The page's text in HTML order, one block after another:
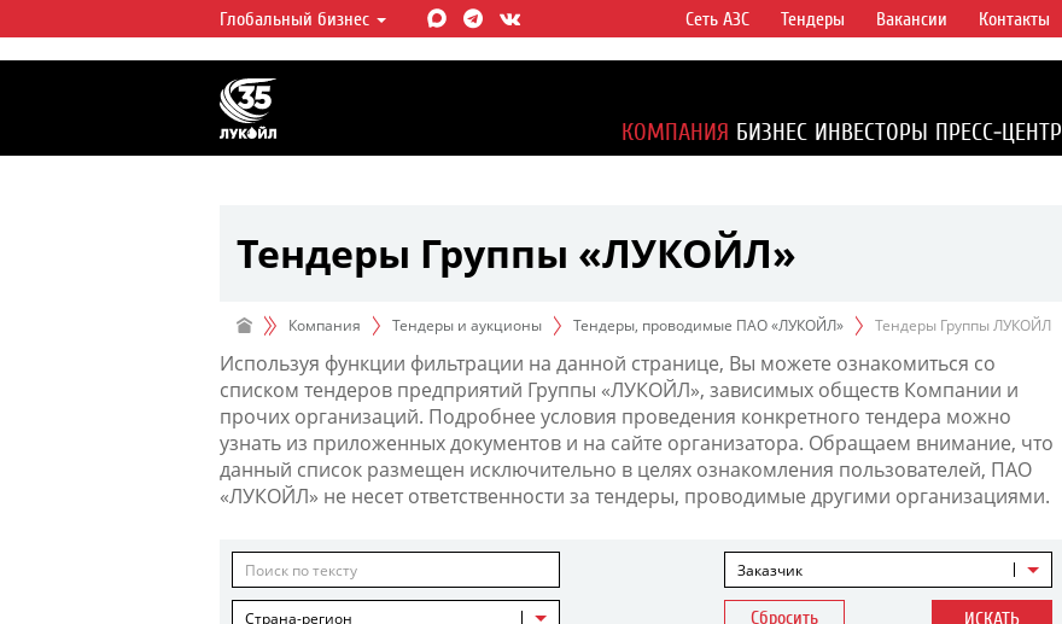
ЛУКОЙЛ СЕГОДНЯ
ЛУКОЙЛ — одна из крупнейших вертикально
интегрированных нефтегазовых компаний в
мире, на долю которой приходится более 2%
мировой добычи нефти и около 1% доказанных
Глобальный бизнес Сеть АЗС Тендеры Вакансии Контакты
КОМПАНИЯ БИЗНЕС ИНВЕСТОРЫ ПРЕСС-ЦЕНТР
Тендеры Группы «ЛУКОЙЛ»
Компания Тендеры и аукционы Тендеры, проводимые ПАО «ЛУКОЙЛ» Тендеры Группы ЛУКОЙЛ
Используя функции фильтрации на данной странице, Вы можете ознакомиться со
списком тендеров предприятий Группы «ЛУКОЙЛ», зависимых обществ Компании и
прочих организаций. Подробнее условия проведения конкретного тендера можно
узнать из приложенных документов и на сайте организатора. Обращаем внимание, что
данный список размещен исключительно в целях ознакомления пользователей, ПАО
«ЛУКОЙЛ» не несет ответственности за тендеры, проводимые другими организациями.
Заказчик
Страна-регион Сбросить ИСКАТЬ